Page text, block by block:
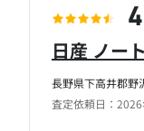
長野県下高井郡野
査定依頼日：
日産 ノー